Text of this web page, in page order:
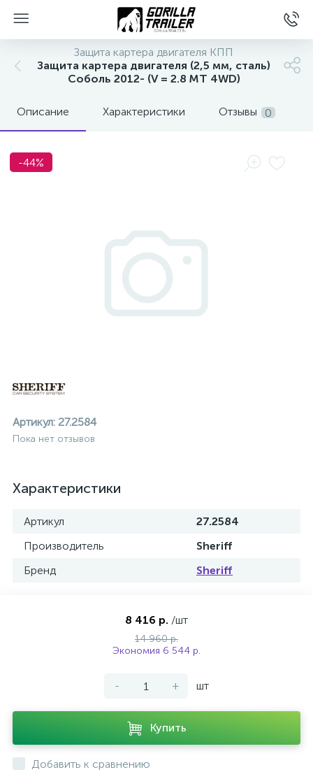
Защита картера двигателя КПП
Защита картера двигателя (2,5 мм, сталь)
Соболь 2012- (V = 2.8 MT 4WD)
Описание Характеристики Отзывы 0
-44%
Артикул: 27.2584
Пока нет отзывов
Характеристики
Артикул
27.2584
Производитель
Sheriff
Бренд
Sheriff
8 416 р. /шт
14 960 р.
Экономия 6 544 р.
- + шт
Купить
Добавить к сравнению